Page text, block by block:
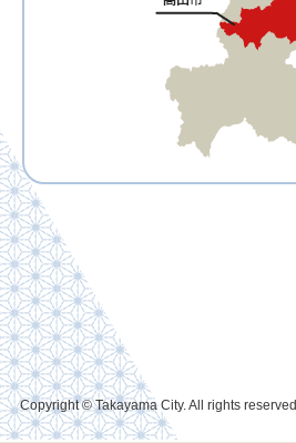
Copyright © Takayama City. All rights reserved.